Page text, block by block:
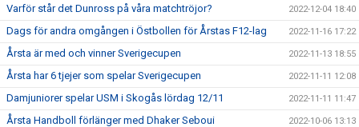
Varför står det Dunross på våra matchtröjor? 2022-12-04 18:40
Dags för andra omgången i Östbollen för Årstas F12-lag 2022-11-16 17:22
Årsta är med och vinner Sverigecupen 2022-11-13 18:55
Årsta har 6 tjejer som spelar Sverigecupen 2022-11-11 12:08
Damjuniorer spelar USM i Skogås lördag 12/11 2022-11-11 11:47
Årsta Handboll förlänger med Dhaker Seboui 2022-10-06 13:13